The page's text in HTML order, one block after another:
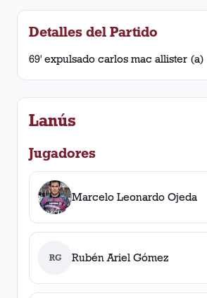
Detalles del Partido
69' expulsado carlos mac allister (a)
Lanús
Jugadores
Marcelo Leonardo Ojeda
RG Rubén Ariel Gómez